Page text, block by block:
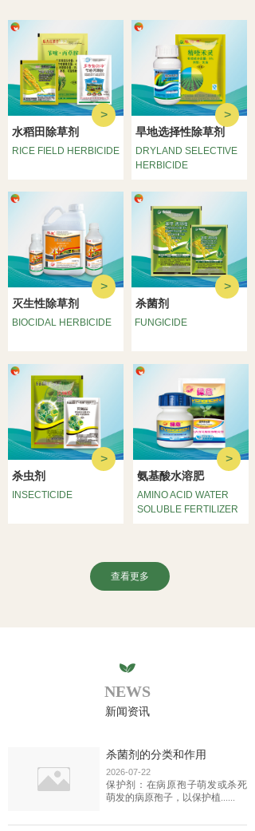
>
旱地选择性除草剂
DRYLAND SELECTIVE
HERBICIDE
>
水稻田除草剂
RICE FIELD HERBICIDE
FUNGICIDE
>
杀菌剂
灭生性除草剂
BIOCIDAL HERBICIDE
>
查看更多
>
杀虫剂
INSECTICIDE
AMINO ACID WATER
SOLUBLE FERTILIZER
氨基酸水溶肥
>
新闻资讯
NEWS
杀菌剂的分类和作用
2026-07-22
保护剂：在病原孢子萌发或杀死
萌发的病原孢子，以保护植......